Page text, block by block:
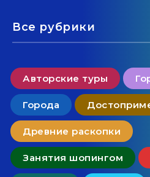
Все рубрики
Авторские туры
Города
Древние раскопки
Занятия шопингом